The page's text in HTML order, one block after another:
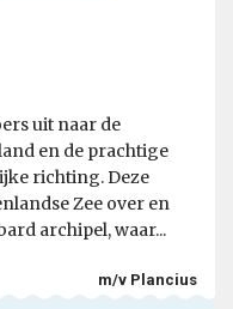
uit naar de
en de prachtige
richting. Deze
Zee over en
archipel, waar...
m/v Plancius